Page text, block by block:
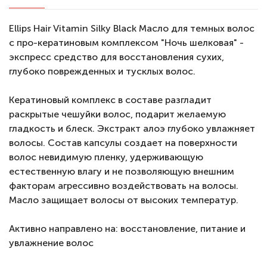
Ellips Hair Vitamin Silky Black Масло для темных волос
с про-кератиновым комплексом "Ночь шелковая" -
экспресс средство для восстановления сухих,
глубоко поврежденных и тусклых волос.
Кератиновый комплекс в составе разгладит
раскрытые чешуйки волос, подарит желаемую
гладкость и блеск. Экстракт алоэ глубоко увлажняет
волосы. Состав капсулы создает на поверхности
волос невидимую пленку, удерживающую
естественную влагу и не позволяющую внешним
факторам агрессивно воздействовать на волосы.
Масло защищает волосы от высоких температур.
Активно направлено на: восстановление, питание и
увлажнение волос